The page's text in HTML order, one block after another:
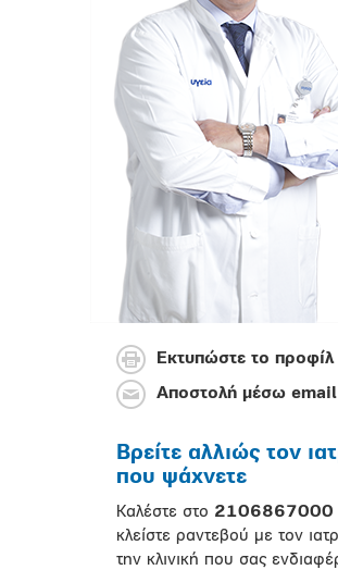
Εκτυπώστε το προφίλ
Αποστολή μέσω email
Βρείτε αλλιώς τον
που ψάχνετε
Καλέστε στο 2106867000
κλείστε ραντεβού με τον
την κλινική που σας